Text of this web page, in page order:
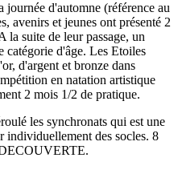
journée d'automne (référence au
avenirs et jeunes ont présenté 2
la suite de leur passage, un
catégorie d'âge. Les Etoiles
d'argent et bronze dans
en natation artistique
2 mois 1/2 de pratique.
les synchronats qui est une
individuellement des socles. 8